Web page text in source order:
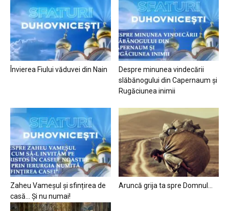
Învierea Fiului văduvei din Nain
Despre minunea vindecării
slăbănogului din Capernaum și
Rugăciunea inimii
Zaheu Vameșul și sfințirea de
casă… Și nu numai!
Aruncă grija ta spre Domnul…